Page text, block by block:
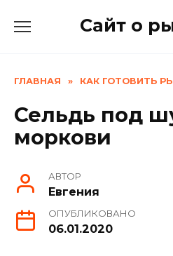
Сайт о
ГЛАВНАЯ » КАК ГОТОВИТЬ
Сельдь под
моркови
АВТОР
Евгения
ОПУБЛИКОВАНО
06.01.2020